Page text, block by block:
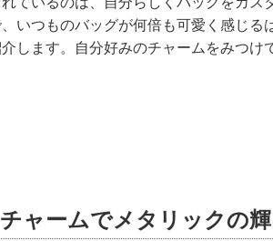
いつものバッグが何倍も可愛く感じる
します。自分好みのチャームをみつけ
ャームでメタリックの